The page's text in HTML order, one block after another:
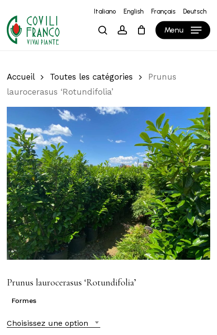
main
content
Italiano English Français Deutsch
searchaccount Menu
Panier Close
Cart
Accueil Toutes les catégories
Prunus
laurocerasus ‘Rotundifolia’
Prunus laurocerasus ‘Rotundifolia’
Formes
Choisissez une option